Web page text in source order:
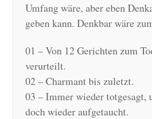
Umfang wäre, aber eben
geben kann. Denkbar wäre
01 – Von 12 Gerichten zum
verurteilt.
02 – Charmant bis zuletzt.
03 – Immer wieder totgesagt,
doch wieder aufgetaucht.